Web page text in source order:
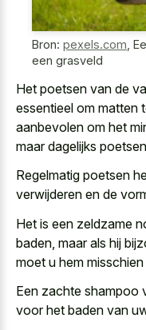
Bron: pexels.com
een grasveld
Het poetsen van de
essentieel om matten
aanbevolen om het
maar dagelijks
Regelmatig poetsen
verwijderen en de
Het is een zeldzame
baden, maar als hij
moet u hem
Een zachte shampoo
voor het baden van